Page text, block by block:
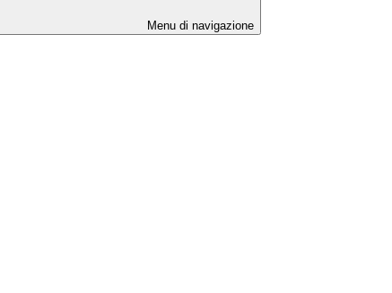
Menu di navigazione